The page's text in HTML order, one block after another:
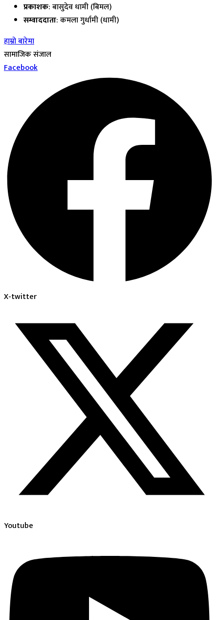
प्रकाशक: बासुदेव धामी (बिमल)
सम्वाददाता: कमला गुर्धामी (धामी)
हाम्रो बारेमा
सामाजिक संजाल
Facebook
X-twitter
Youtube